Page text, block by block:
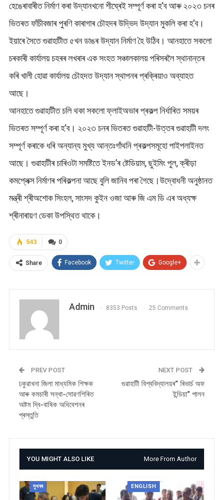
হেঙেৰাবাৰীত নিৰ্মাণ কৰা উদ্যানখনো শীঘ্ৰেই সম্পূৰ্ণ কৰা হ’ব আৰু ২০২৩ চনৰ
ভিতৰত ফাঁচীবজাৰ পুৰণি কাৰাগাৰ চৌহদৰ উদ্ভিদ উদ্যান মুকলি কৰা হ’ব।
ইয়াৰে সৈতে গুৱাহাটীত ৫খন ডাঙৰ উদ্যান নিৰ্মাণ হৈ উঠিব। আনহাতে সকলো
চৰকাৰী কাৰ্যালয় চহৰৰ লখৰাৰ এক সংহত সঞ্চালকালয় পৰিসৰলৈ স্থানান্তৰ
কৰি খালী হোৱা কাৰ্যালয় চৌহদত উদ্যান স্থাপনৰ প্ৰক্ৰিয়াও অব্যাহত
আছে।
আনহাতে গুৱাহাটীত চলি থকা সকলো ফ্লাইঅভাৰ প্ৰকল্প নিৰ্ধাৰিত সময়ৰ
ভিতৰত সম্পূৰ্ণ কৰা হ’ব। ২০২৩ চনৰ ভিতৰত গুৱাহাটী-উত্তৰ গুৱাহাটী দলং
সম্পূৰ্ণ কৰাকে ধৰি অন্যান্য মুখ্য আন্তঃগাঁথনি প্ৰকল্পসমূহো পাইপলাইনত
আছে। গুৱাহাটীৰ চাৰিওটা সমষ্টিতে ইনড’ৰ ষ্টেডিয়াম, ছুইমিং পুল, ক্ৰীড়া
কমপ্লেক্স নিৰ্মাণৰ পৰিকল্পনা আছে বুলি জানিব পৰা গৈছে।উদ্বোধনী অনুষ্ঠানত
মন্ত্ৰী শ্ৰীঅশোক সিংহল, সাংসদ কুইন ওজা আৰু জি এম ডি এৰ অধ্যক্ষ
শ্ৰীনাৰায়ণ ডেকা উপস্থিত থাকে।
0
543
Share Facebook Twitter Google+
Admin 8353 Posts 25 Comments
PREV POST
ঢকুৱাখনা জিলা মাধ্যমিক শিক্ষক
আৰু কমচাৰী সন্থা-সোৱণশিৰিত
অষ্টম দ্বি-বাষিক অধিবেশনৰ
প্ৰস্তুতি
NEXT POST
গুৱাহাটী বিশ্ববিদ্যালয়ৰ” ৰিভাৰ্চ অফ
ইন্ডিয়া” পালন
YOU MIGHT ALSO LIKE More From Author
সুখবৰ ENGLISH